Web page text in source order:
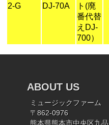
2-G DJ-70A
ト(廃
番代替
えDJ-
700）
ABOUT US
ミュージックファーム
〒862-0976
熊本県熊本市中央区九品